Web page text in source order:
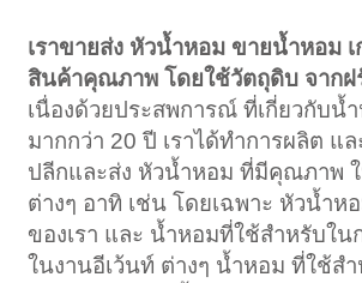
เราขายส่ง หัวน้ำหอม ขายน้ำหอม เ
สินค้าคุณภาพ โดยใช้วัตถุดิบ จากฝ
เนื่องด้วยประสพการณ์ ที่เกี่ยวกับน้
มากกว่า 20 ปี เราได้ทำการผลิต แ
ปลีกและส่ง หัวน้ำหอม ที่มีคุณภาพ
ต่างๆ อาทิ เช่น โดยเฉพาะ หัวน้ำห
ของเรา และ น้ำหอมที่ใช้สำหรับใน
ในงานอีเว้นท์ ต่างๆ น้ำหอม ที่ใช้ส